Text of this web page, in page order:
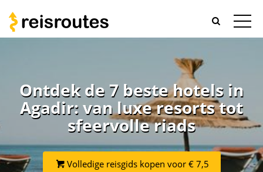
Ontdek de 7 beste hotels in
Agadir: van luxe resorts tot
sfeervolle riads
Volledige reisgids kopen voor € 7,5